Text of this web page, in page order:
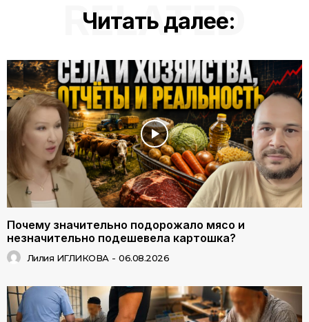
Читать далее:
RELATED
Почему значительно подорожало мясо и
незначительно подешевела картошка?
Лилия ИГЛИКОВА - 06.08.2026